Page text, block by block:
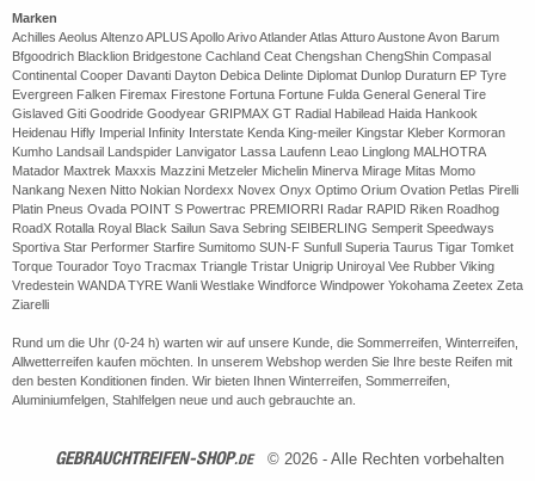
Marken
Achilles Aeolus Altenzo APLUS Apollo Arivo Atlander Atlas Atturo Austone Avon Barum
Bfgoodrich Blacklion Bridgestone Cachland Ceat Chengshan ChengShin Compasal
Continental Cooper Davanti Dayton Debica Delinte Diplomat Dunlop Duraturn EP Tyre
Evergreen Falken Firemax Firestone Fortuna Fortune Fulda General General Tire
Gislaved Giti Goodride Goodyear GRIPMAX GT Radial Habilead Haida Hankook
Heidenau Hifly Imperial Infinity Interstate Kenda King-meiler Kingstar Kleber Kormoran
Kumho Landsail Landspider Lanvigator Lassa Laufenn Leao Linglong MALHOTRA
Matador Maxtrek Maxxis Mazzini Metzeler Michelin Minerva Mirage Mitas Momo
Nankang Nexen Nitto Nokian Nordexx Novex Onyx Optimo Orium Ovation Petlas Pirelli
Platin Pneus Ovada POINT S Powertrac PREMIORRI Radar RAPID Riken Roadhog
RoadX Rotalla Royal Black Sailun Sava Sebring SEIBERLING Semperit Speedways
Sportiva Star Performer Starfire Sumitomo SUN-F Sunfull Superia Taurus Tigar Tomket
Torque Tourador Toyo Tracmax Triangle Tristar Unigrip Uniroyal Vee Rubber Viking
Vredestein WANDA TYRE Wanli Westlake Windforce Windpower Yokohama Zeetex Zeta
Ziarelli
Rund um die Uhr (0-24 h) warten wir auf unsere Kunde, die Sommerreifen, Winterreifen,
Allwetterreifen kaufen möchten. In unserem Webshop werden Sie Ihre beste Reifen mit
den besten Konditionen finden. Wir bieten Ihnen Winterreifen, Sommerreifen,
Aluminiumfelgen, Stahlfelgen neue und auch gebrauchte an.
GEBRAUCHTREIFEN-SHOP.DE © 2026 - Alle Rechten vorbehalten